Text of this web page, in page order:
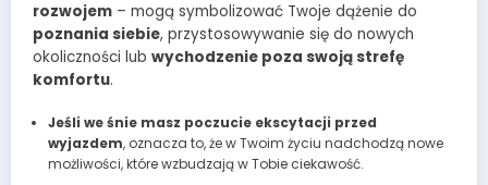
rozwojem – mogą symbolizować Twoje dążenie do
poznania siebie, przystosowywanie się do nowych
okoliczności lub wychodzenie poza swoją strefę
komfortu.
Jeśli we śnie masz poczucie ekscytacji przed
wyjazdem, oznacza to, że w Twoim życiu nadchodzą nowe
możliwości, które wzbudzają w Tobie ciekawość.